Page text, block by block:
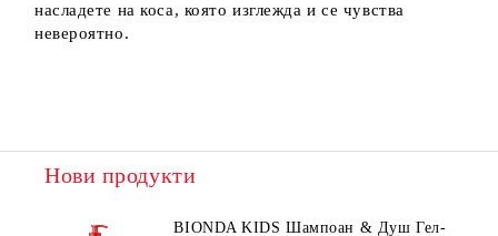
насладете на коса, която изглежда и се чувства
невероятно.
Нови продукти
BIONDA KIDS Шампоан & Душ Гел-